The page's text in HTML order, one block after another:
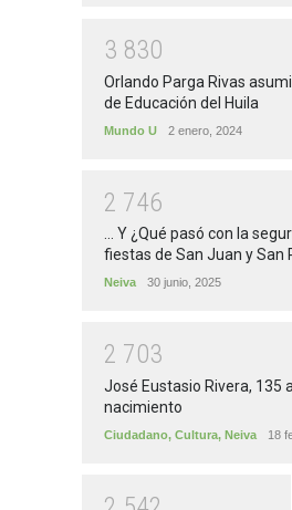
3 830
Orlando Parga Rivas
de Educación del Huila
Mundo U 2 enero, 2024
2 746
... Y ¿Qué pasó con la
fiestas de San Juan y San
Neiva 30 junio, 2025
2 703
José Eustasio Rivera, 135
nacimiento
Ciudadano, Cultura, Neiva 18